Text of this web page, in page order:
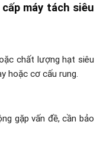
máy tách siêu
chất lượng hạt siêu
hoặc cơ cấu rung.
gặp vấn đề, cần bảo